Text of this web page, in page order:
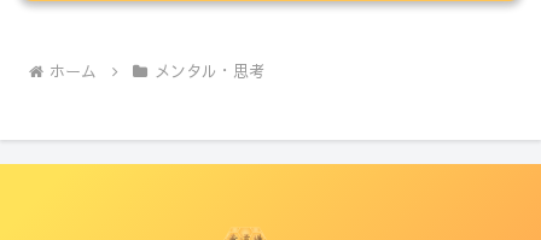
ホーム メンタル・思考